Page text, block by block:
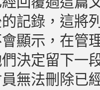
記錄，這將
顯示，在管
決定留下一
無法刪除已